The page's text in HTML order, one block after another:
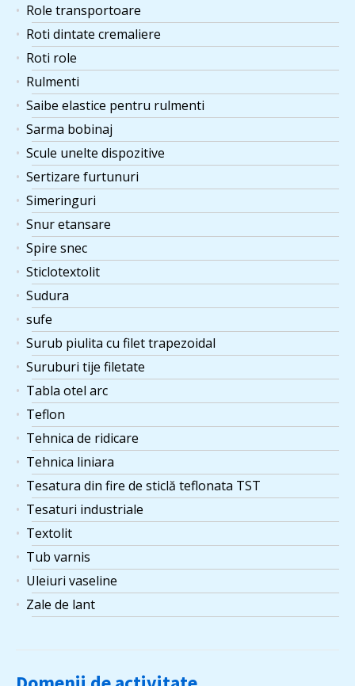
Role transportoare
Roti dintate cremaliere
Roti role
Rulmenti
Saibe elastice pentru rulmenti
Sarma bobinaj
Scule unelte dispozitive
Sertizare furtunuri
Simeringuri
Snur etansare
Spire snec
Sticlotextolit
Sudura
sufe
Surub piulita cu filet trapezoidal
Suruburi tije filetate
Tabla otel arc
Teflon
Tehnica de ridicare
Tehnica liniara
Tesatura din fire de sticlă teflonata TST
Tesaturi industriale
Textolit
Tub varnis
Uleiuri vaseline
Zale de lant